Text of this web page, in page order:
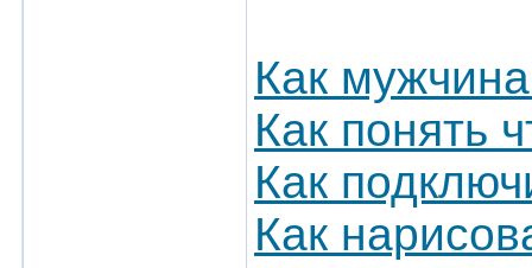
Как
Как понять
Как
Как